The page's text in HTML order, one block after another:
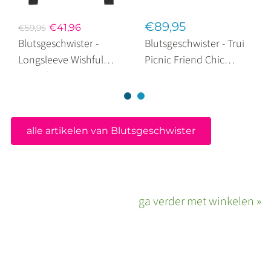
€59,95 €41,96
Blutsgeschwister -
Longsleeve Wishful
€89,95
Blutsgeschwister - Trui
Picnic Friend Chic
alle artikelen van Blutsgeschwister
ga verder met winkelen »